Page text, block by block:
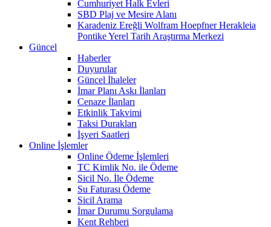
Cumhuriyet Halk Evleri
SBD Plaj ve Mesire Alanı
Karadeniz Ereğli Wolfram Hoepfner Herakleia
Pontike Yerel Tarih Araştırma Merkezi
Güncel
Haberler
Duyurular
Güncel İhaleler
İmar Planı Askı İlanları
Cenaze İlanları
Etkinlik Takvimi
Taksi Durakları
İşyeri Saatleri
Online İşlemler
Online Ödeme İşlemleri
TC Kimlik No. ile Ödeme
Sicil No. İle Ödeme
Su Faturası Ödeme
Sicil Arama
İmar Durumu Sorgulama
Kent Rehberi